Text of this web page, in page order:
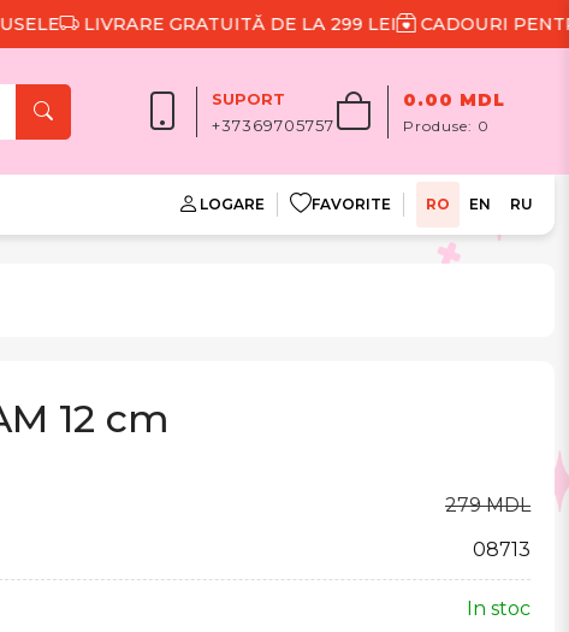
LIVRARE GRATUITĂ DE LA 299 LEI CADOURI PENTRU
SUPORT
+37369705757
0.00 MDL
Produse: 0
LOGARE FAVORITE RO EN RU
12 cm
279 MDL
08713
In stoc